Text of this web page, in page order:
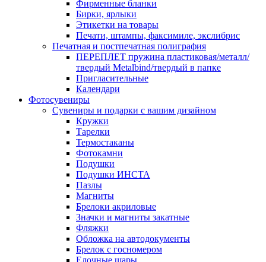
Фирменные бланки
Бирки, ярлыки
Этикетки на товары
Печати, штампы, факсимиле, экслибрис
Печатная и постпечатная полиграфия
ПЕРЕПЛЕТ пружина пластиковая/металл/
твердый Metalbind/твердый в папке
Пригласительные
Календари
Фотосувениры
Сувениры и подарки с вашим дизайном
Кружки
Тарелки
Термостаканы
Фотокамни
Подушки
Подушки ИНСТА
Пазлы
Магниты
Брелоки акриловые
Значки и магниты закатные
Фляжки
Обложка на автодокументы
Брелок с госномером
Елочные шары